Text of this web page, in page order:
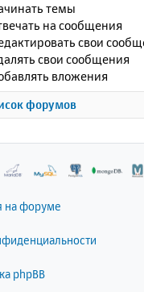
темы
на сообщения
свои
свои сообщения
вложения
форумов
на форуме
phpBB